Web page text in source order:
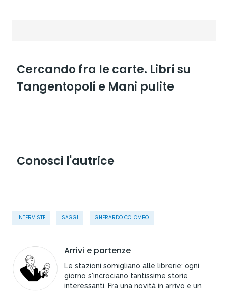
INTERVISTE SAGGI GHERARDO COLOMBO
Arrivi e partenze
Le stazioni somigliano alle librerie: ogni
giorno s'incrociano tantissime storie
interessanti. Fra una novità in arrivo e un
Cercando fra le carte. Libri su
Tangentopoli e Mani pulite
Conosci l'autrice